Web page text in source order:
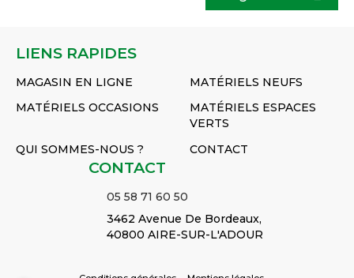
LIENS RAPIDES
MAGASIN EN LIGNE
MATÉRIELS NEUFS
MATÉRIELS OCCASIONS
MATÉRIELS ESPACES
VERTS
QUI SOMMES-NOUS ?
CONTACT
CONTACT
05 58 71 60 50
3462 Avenue De Bordeaux,
40800 AIRE-SUR-L'ADOUR